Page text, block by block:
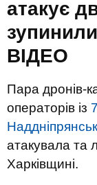
атакує
ВIДЕО
Пара дронів-
операторів із
атакувала та
Харківщині.